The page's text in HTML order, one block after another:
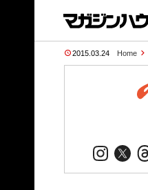
2015.03.24 Home